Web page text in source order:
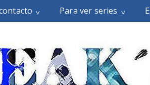
Para ver series